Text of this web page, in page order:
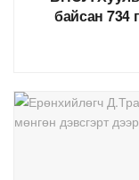
байсан 734